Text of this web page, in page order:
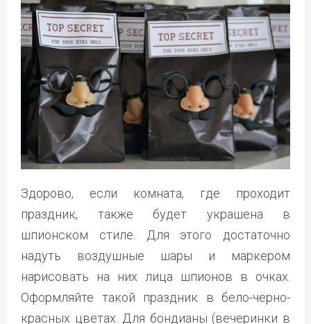
Здорово, если комната, где проходит
праздник, также будет украшена в
шпионском стиле. Для этого достаточно
надуть воздушные шары и маркером
нарисовать на них лица шпионов в очках.
Оформляйте такой праздник в бело-чёрно-
красных цветах. Для бондианы (вечеринки в